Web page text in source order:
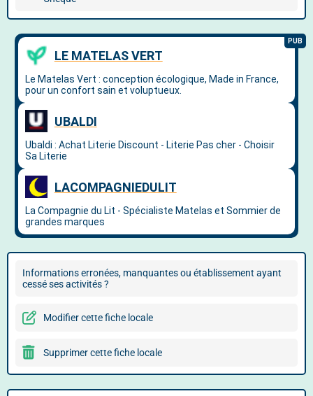
Informations erronées, manquantes ou établissement ayant
cessé ses activités ?
Modifier cette fiche locale
Supprimer cette fiche locale